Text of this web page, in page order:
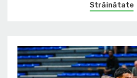
Străinătate